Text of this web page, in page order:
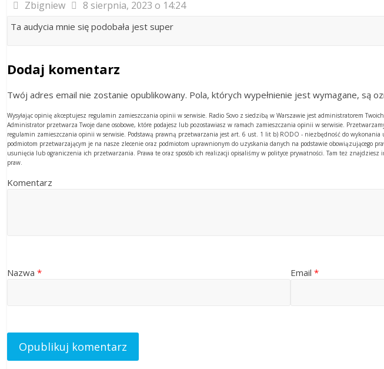
Zbigniew 8 sierpnia, 2023 o 14:24
Ta audycia mnie się podobała jest super
Dodaj komentarz
Twój adres email nie zostanie opublikowany. Pola, których wypełnienie jest wymagane, są
Wysyłając opinię akceptujesz regulamin zamieszczania opinii w serwisie. Radio Sovo z siedzibą w Warszawie jest administratorem
Administrator przetwarza Twoje dane osobowe, które podajesz lub pozostawiasz w ramach zamieszczania opinii w serwisie.
regulamin zamieszczania opinii w serwisie. Podstawą prawną przetwarzania jest art. 6 ust. 1 lit b) RODO - niezbędność do wykonania
podmiotom przetwarzającym je na nasze zlecenie oraz podmiotom uprawnionym do uzyskania danych na podstawie obowiązującego
usunięcia lub ograniczenia ich przetwarzania. Prawa te oraz sposób ich realizacji opisaliśmy w polityce prywatności. Tam też
praw.
Komentarz
Nazwa * Email *